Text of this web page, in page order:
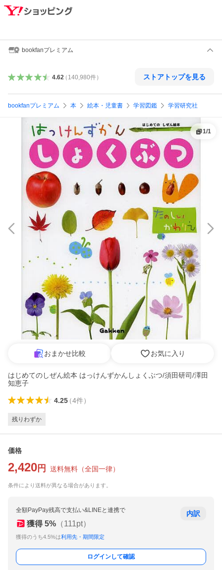
bookfanプレミアム
4.62（ 140,980件） ストアトップを見る
bookfanプレミアム 本 絵本・児童書 学習図鑑 学習研究社
1/1
おまかせ比較 お気に入り
はじめてのしぜん絵本 はっけんずかんしょくぶつ/須田研司/澤田
知恵子
4.25（4件）
残りわずか
価格
2,420 円 送料無料 （全国一律）
条件により送料が異なる場合があります。
全額PayPay残高で支払い&LINEと連携で
獲得 5% （111pt）
獲得のうち4.5%は利用先・期間限定
内訳
ログインして確認